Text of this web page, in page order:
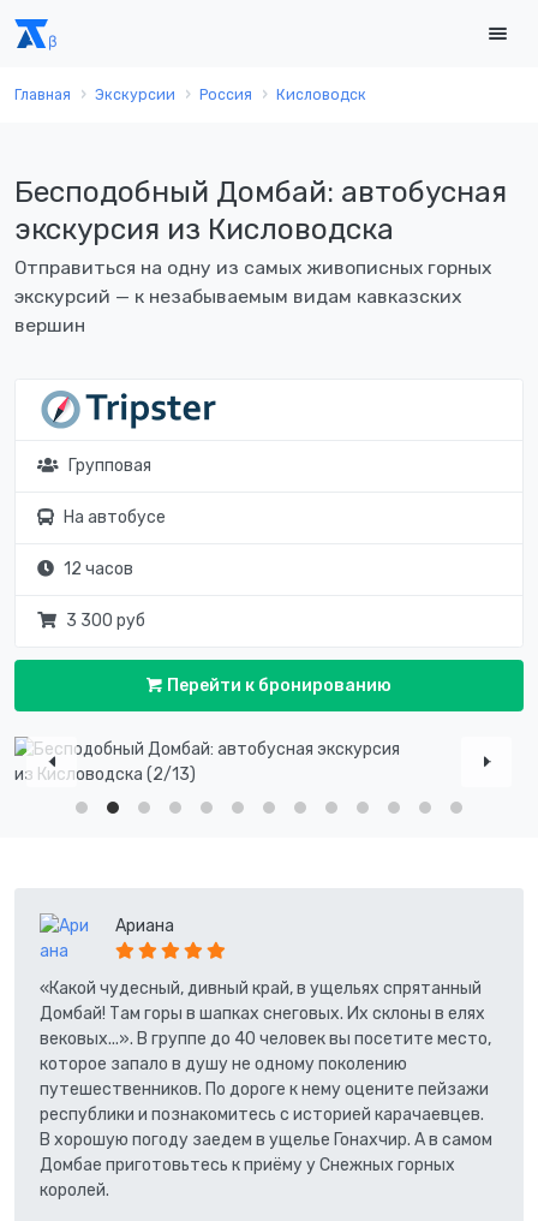
Главная Экскурсии Россия Кисловодск
Бесподобный Домбай: автобусная
экскурсия из Кисловодска
Отправиться на одну из самых живописных горных
экскурсий — к незабываемым видам кавказских
вершин
Групповая
На автобусе
12 часов
3 300 руб
Перейти к бронированию
Ариана
«Какой чудесный, дивный край, в ущельях спрятанный
Домбай! Там горы в шапках снеговых. Их склоны в елях
вековых...». В группе до 40 человек вы посетите место,
которое запало в душу не одному поколению
путешественников. По дороге к нему оцените пейзажи
республики и познакомитесь с историей карачаевцев.
В хорошую погоду заедем в ущелье Гонахчир. А в самом
Домбае приготовьтесь к приёму у Снежных горных
королей.